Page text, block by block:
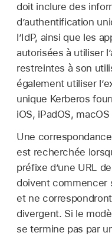
doit inclure des
d’authentification
l’IdP, ainsi que les
autorisées à utiliser
restreintes à son
également utiliser
unique Kerberos
iOS, iPadOS,
Une
est recherchée
préfixe d’une URL
doivent commencer
et ne
divergent. Si le
se termine pas par